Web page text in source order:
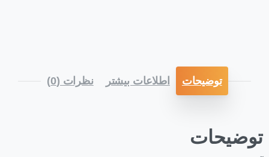
توضیحات اطلاعات بیشتر نظرات (0)
توضیحات